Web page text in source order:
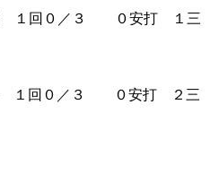
３ ０安打 １三
／３ ０安打 ２三